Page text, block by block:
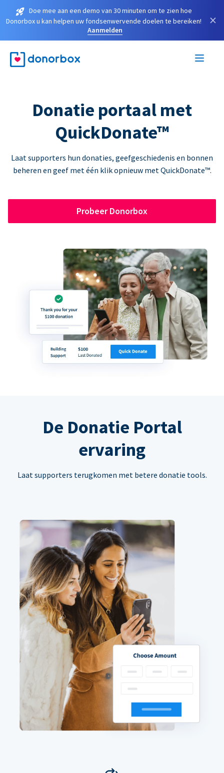
Doe mee aan een demo van 30 minuten om te zien hoe
Donorbox u kan helpen uw fondsenwervende doelen te bereiken!
Aanmelden
×
Donatie portaal met
QuickDonate™
Laat supporters hun donaties, geefgeschiedenis en bonnen
beheren en geef met één klik opnieuw met QuickDonate™.
Probeer Donorbox
De Donatie Portal
ervaring
Laat supporters terugkomen met betere donatie tools.